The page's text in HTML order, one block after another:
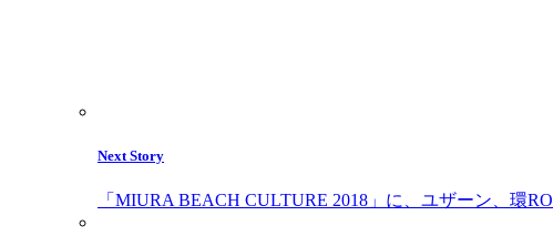
Next Story
「MIURA BEACH CULTURE 2018」に、ユザーン、環